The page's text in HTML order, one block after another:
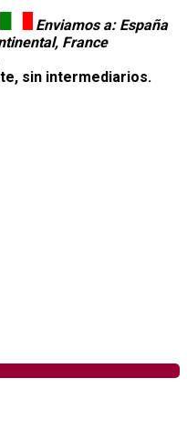
Enviamos a: España
France
sin intermediarios.